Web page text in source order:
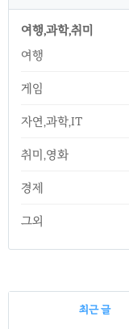
여행,과학,취미
여행
게임
자연,과학,IT
취미,영화
경제
그외
최근 글